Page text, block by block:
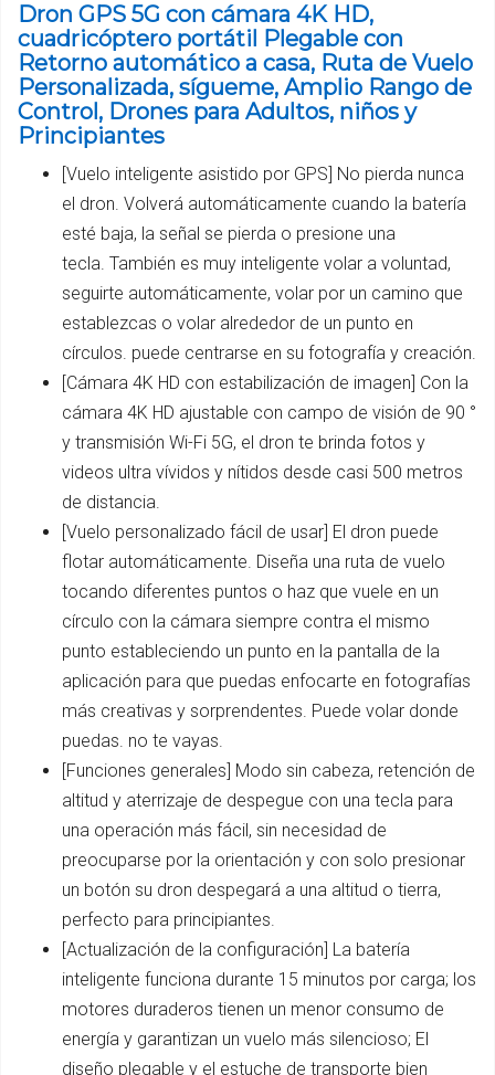
Dron GPS 5G con cámara 4K HD,
cuadricóptero portátil Plegable con
Retorno automático a casa, Ruta de Vuelo
Personalizada, sígueme, Amplio Rango de
Control, Drones para Adultos, niños y
Principiantes
[Vuelo inteligente asistido por GPS] No pierda nunca
el dron. Volverá automáticamente cuando la batería
esté baja, la señal se pierda o presione una
tecla. También es muy inteligente volar a voluntad,
seguirte automáticamente, volar por un camino que
establezcas o volar alrededor de un punto en
círculos. puede centrarse en su fotografía y creación.
[Cámara 4K HD con estabilización de imagen] Con la
cámara 4K HD ajustable con campo de visión de 90 °
y transmisión Wi-Fi 5G, el dron te brinda fotos y
videos ultra vívidos y nítidos desde casi 500 metros
de distancia.
[Vuelo personalizado fácil de usar] El dron puede
flotar automáticamente. Diseña una ruta de vuelo
tocando diferentes puntos o haz que vuele en un
círculo con la cámara siempre contra el mismo
punto estableciendo un punto en la pantalla de la
aplicación para que puedas enfocarte en fotografías
más creativas y sorprendentes. Puede volar donde
puedas. no te vayas.
[Funciones generales] Modo sin cabeza, retención de
altitud y aterrizaje de despegue con una tecla para
una operación más fácil, sin necesidad de
preocuparse por la orientación y con solo presionar
un botón su dron despegará a una altitud o tierra,
perfecto para principiantes.
[Actualización de la configuración] La batería
inteligente funciona durante 15 minutos por carga; los
motores duraderos tienen un menor consumo de
energía y garantizan un vuelo más silencioso; El
diseño plegable y el estuche de transporte bien